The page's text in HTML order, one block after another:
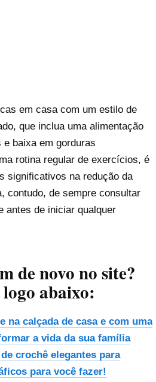
em casa com um estilo de
que inclua uma alimentação
baixa em gorduras
rotina regular de exercícios, é
significativos na redução da
contudo, de sempre consultar
antes de iniciar qualquer
de novo no site?
logo abaixo:
na calçada de casa e com uma
a vida da sua família
crochê elegantes para
para você fazer!